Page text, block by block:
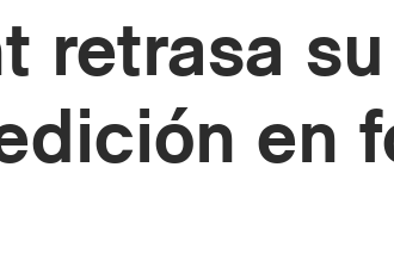
retrasa
en